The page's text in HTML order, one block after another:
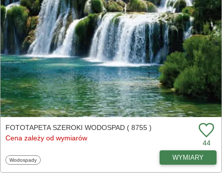
FOTOTAPETA SZEROKI WODOSPAD ( 8755 )
Cena zależy od wymiarów
44
Fototapety
Wodospady WYMIARY